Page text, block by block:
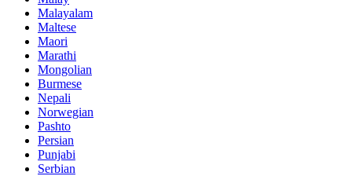
Malayalam
Maltese
Maori
Marathi
Mongolian
Burmese
Nepali
Norwegian
Pashto
Persian
Punjabi
Serbian